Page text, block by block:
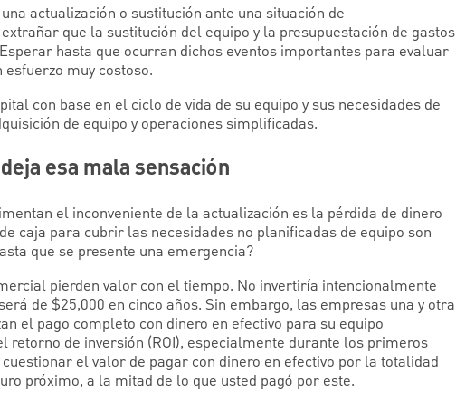
actualización o sustitución ante una situación de
que la sustitución del equipo y la presupuestación de gastos
hasta que ocurran dichos eventos importantes para evaluar
muy costoso.
con base en el ciclo de vida de su equipo y sus necesidades de
de equipo y operaciones simplificadas.
esa mala sensación
el inconveniente de la actualización es la pérdida de dinero
caja para cubrir las necesidades no planificadas de equipo son
que se presente una emergencia?
pierden valor con el tiempo. No invertiría intencionalmente
de $25,000 en cinco años. Sin embargo, las empresas una y otra
el pago completo con dinero en efectivo para su equipo
retorno de inversión (ROI), especialmente durante los primeros
el valor de pagar con dinero en efectivo por la totalidad
próximo, a la mitad de lo que usted pagó por este.